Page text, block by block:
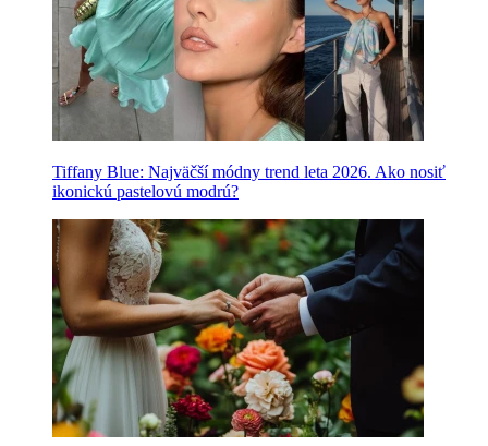
Tiffany Blue: Najväčší módny trend leta 2026. Ako nosiť
ikonickú pastelovú modrú?